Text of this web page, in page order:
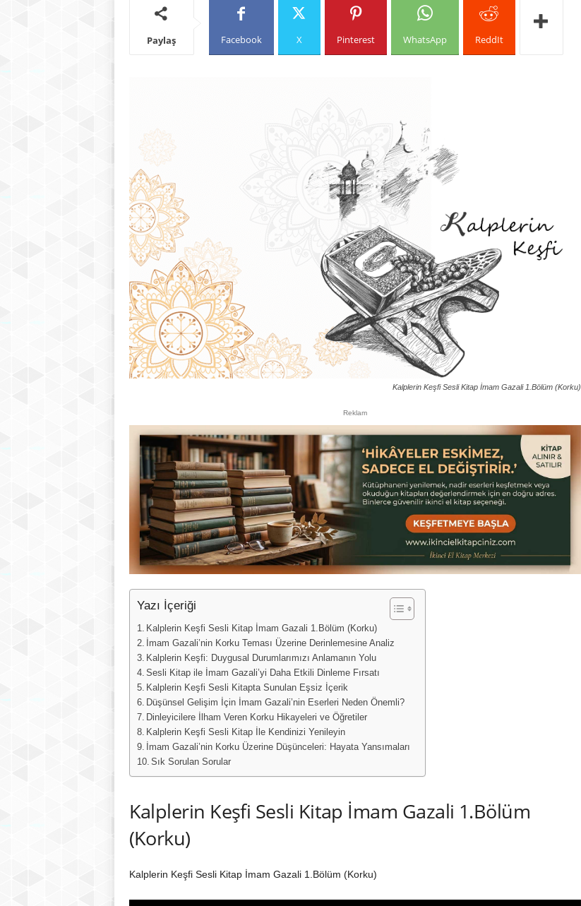
Paylaş Facebook X Pinterest WhatsApp ReddIt
Kalplerin Keşfi Sesli Kitap İmam Gazali 1.Bölüm (Korku)
Reklam
Yazı İçeriği
Kalplerin Keşfi Sesli Kitap İmam Gazali 1.Bölüm (Korku)
İmam Gazali’nin Korku Teması Üzerine Derinlemesine Analiz
Kalplerin Keşfi: Duygusal Durumlarımızı Anlamanın Yolu
Sesli Kitap ile İmam Gazali’yi Daha Etkili Dinleme Fırsatı
Kalplerin Keşfi Sesli Kitapta Sunulan Eşsiz İçerik
Düşünsel Gelişim İçin İmam Gazali’nin Eserleri Neden Önemli?
Dinleyicilere İlham Veren Korku Hikayeleri ve Öğretiler
Kalplerin Keşfi Sesli Kitap İle Kendinizi Yenileyin
İmam Gazali’nin Korku Üzerine Düşünceleri: Hayata Yansımaları
Sık Sorulan Sorular
Kalplerin Keşfi Sesli Kitap İmam Gazali 1.Bölüm
(Korku)
Kalplerin Keşfi Sesli Kitap İmam Gazali 1.Bölüm (Korku)